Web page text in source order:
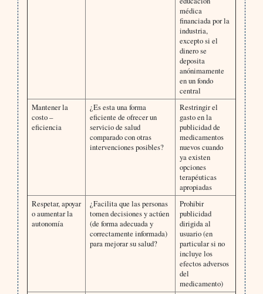
médica
financiada por la
industria,
excepto si el
dinero se
deposita
anónimamente
en un fondo
central
Mantener la
costo –
eficiencia
¿Es esta una forma
eficiente de ofrecer un
servicio de salud
comparado con otras
intervenciones posibles?
Restringir el
gasto en la
publicidad de
medicamentos
nuevos cuando
ya existen
opciones
terapéuticas
apropiadas
Respetar, apoyar
o aumentar la
autonomía
¿Facilita que las personas
tomen decisiones y actúen
(de forma adecuada y
correctamente informada)
para mejorar su salud?
Prohibir
publicidad
dirigida al
usuario (en
particular si no
incluye los
efectos adversos
del
medicamento)